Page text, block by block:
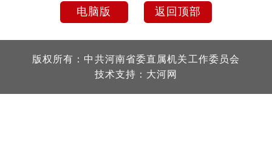
电脑版 返回顶部
版权所有：中共河南省委直属机关工作委员会
技术支持： 大河网